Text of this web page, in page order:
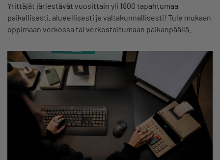
Yrittäjät järjestävät vuosittain yli 1800 tapahtumaa
paikallisesti, alueellisesti ja valtakunnallisesti! Tule mukaan
oppimaan verkossa tai verkostoitumaan paikanpäällä.